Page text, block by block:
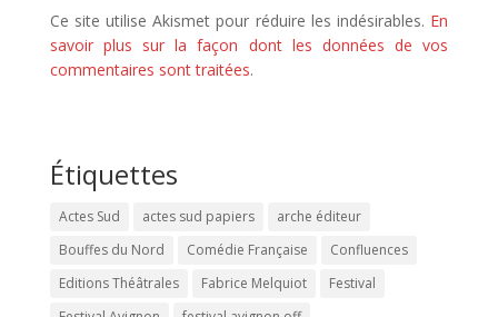
Ce site utilise Akismet pour réduire les indésirables. En
savoir plus sur la façon dont les données de vos
commentaires sont traitées.
Étiquettes
Actes Sud actes sud papiers
arche éditeur
Bouffes du Nord
Comédie Française
Confluences
Editions Théâtrales
Fabrice Melquiot
Festival